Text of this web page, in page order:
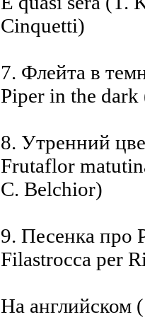
Cinquetti)
7. Флейта в
Piper in the
8. Утренний
Frutaflor
C. Belchior)
9. Песенка про
Filastrocca per
На английском